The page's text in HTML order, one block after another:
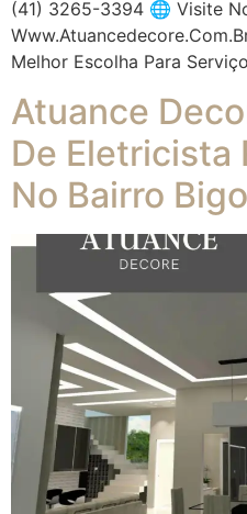
(41) 3265-3394 🌐 Visite
Melhor Escolha Para
Atuance
De Eletricista
No Bairro